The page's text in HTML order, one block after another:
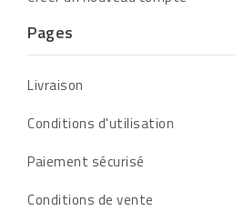
Pages
Livraison
Conditions d'utilisation
Paiement sécurisé
Conditions de vente